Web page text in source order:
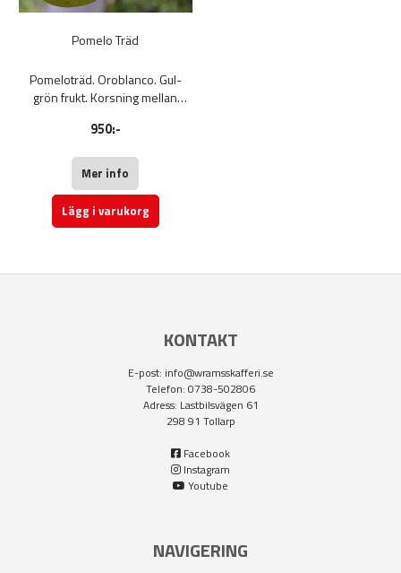
Pomelo Träd
Pomeloträd. Oroblanco. Gul-
grön frukt. Korsning mellan
frukter än ren pomelo. Juicig, söt
varma lägen. Kärnlös. 80-120
cm. Fruktträd.
950:-
Mer info
Lägg i varukorg
KONTAKT
E-post: info@wramsskafferi.se
Telefon: 0738-502806
Adress: Lastbilsvägen 61
298 91 Tollarp
Facebook
Instagram
Youtube
NAVIGERING